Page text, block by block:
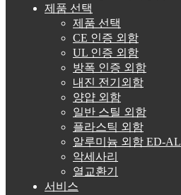
제품 선택
제품 선택
CE 인증 외함
UL 인증 외함
방폭 인증 외함
내진 전기외함
양얍 외함
일반 스틸 외함
플라스틱 외함
알루미늄 외함 ED-AL
악세사리
열교환기
서비스